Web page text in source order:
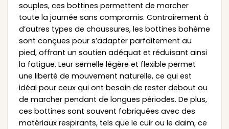
souples, ces bottines permettent de marcher
toute la journée sans compromis. Contrairement à
d’autres types de chaussures, les bottines bohème
sont conçues pour s’adapter parfaitement au
pied, offrant un soutien adéquat et réduisant ainsi
la fatigue. Leur semelle légère et flexible permet
une liberté de mouvement naturelle, ce qui est
idéal pour ceux qui ont besoin de rester debout ou
de marcher pendant de longues périodes. De plus,
ces bottines sont souvent fabriquées avec des
matériaux respirants, tels que le cuir ou le daim, ce